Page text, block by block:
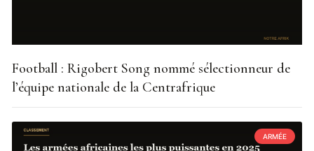
Football : Rigobert Song nommé sélectionneur de
l’équipe nationale de la Centrafrique
ARMÉE